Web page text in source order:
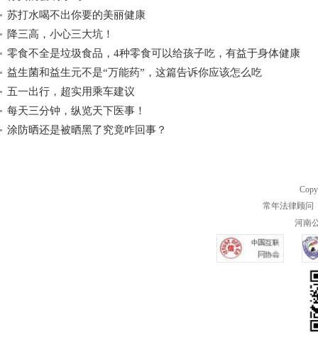
苏打水喝不出你要的美丽健康
降三高，小心三大坑！
零食不全是垃圾食品，4种零食可以给孩子吃，有益于身体健康
益生菌和益生元不是“万能药”，这篇告诉你应该怎么吃
五一出行，超实用乘车建议
每天三分钟，纵览天下医事！
涂防晒还是被晒黑了究竟咋回事？
常年法律顾问
河南